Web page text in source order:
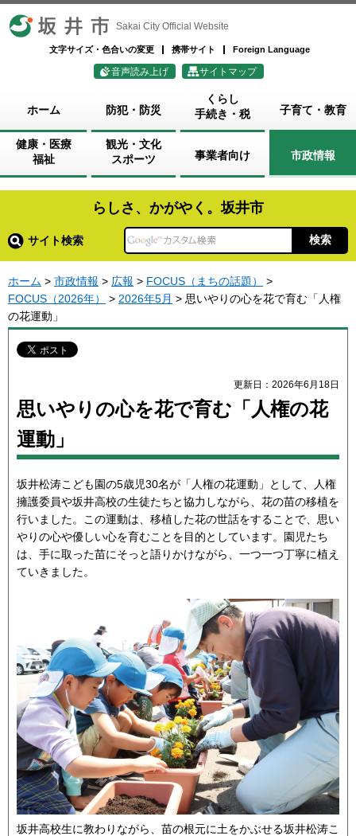
坂井市 Sakai City Official Website
文字サイズ・色合いの変更 携帯サイト Foreign Language
音声読み上げ サイトマップ
ホーム 防犯・防災
くらし
手続き・税
子育て・教育
健康・医療
福祉
観光・文化
スポーツ
事業者向け 市政情報
らしさ、かがやく。坂井市
サイト検索
ホーム > 市政情報 > 広報 > FOCUS（まちの話題）
>
FOCUS（2026年）
> 2026年5月 > 思いやりの心を花で育む「人権
の花運動」
更新日：2026年6月18日
思いやりの心を花で育む「人権の花
運動」
坂井松涛こども園の5歳児30名が「人権の花運動」として、人権
擁護委員や坂井高校の生徒たちと協力しながら、花の苗の移植を
行いました。この運動は、移植した花の世話をすることで、思い
やりの心や優しい心を育むことを目的としています。園児たち
は、手に取った苗にそっと語りかけながら、一つ一つ丁寧に植え
ていきました。
坂井高校生に教わりながら、苗の根元に土をかぶせる坂井松涛こ